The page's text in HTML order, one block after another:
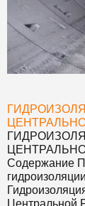
Содержание
Центральной